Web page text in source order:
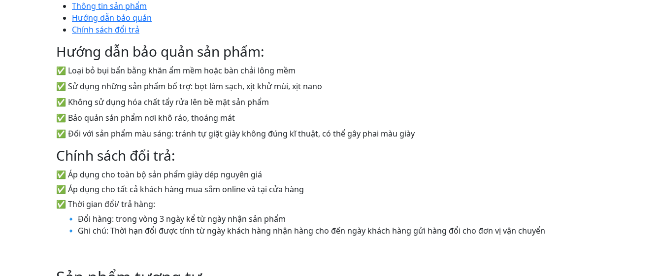
Thông tin sản phẩm
Hướng dẫn bảo quản
Chính sách đổi trả
Hướng dẫn bảo quản sản phẩm:
✅ Loại bỏ bụi bẩn bằng khăn ẩm mềm hoặc bàn chải lông mềm
✅ Sử dụng những sản phẩm bổ trợ: bọt làm sạch, xịt khử mùi, xịt nano
✅ Không sử dụng hóa chất tẩy rửa lên bề mặt sản phẩm
✅ Bảo quản sản phẩm nơi khô ráo, thoáng mát
✅ Đối với sản phẩm màu sáng: tránh tự giặt giày không đúng kĩ thuật, có thể gây phai màu giày
Chính sách đổi trả:
✅ Áp dụng cho toàn bộ sản phẩm giày dép nguyên giá
✅ Áp dụng cho tất cả khách hàng mua sắm online và tại cửa hàng
✅ Thời gian đổi/ trả hàng:
🔹 Đổi hàng: trong vòng 3 ngày kể từ ngày nhận sản phẩm
🔹 Ghi chú: Thời hạn đổi được tính từ ngày khách hàng nhận hàng cho đến ngày khách hàng gửi hàng đổi cho đơn vị vận chuyển